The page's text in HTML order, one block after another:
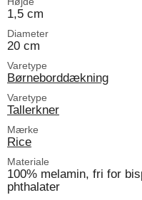
1,5 cm
Diameter
20 cm
Varetype
Børneborddækning
Varetype
Tallerkner
Mærke
Rice
Materiale
100% melamin, fri for
phthalater